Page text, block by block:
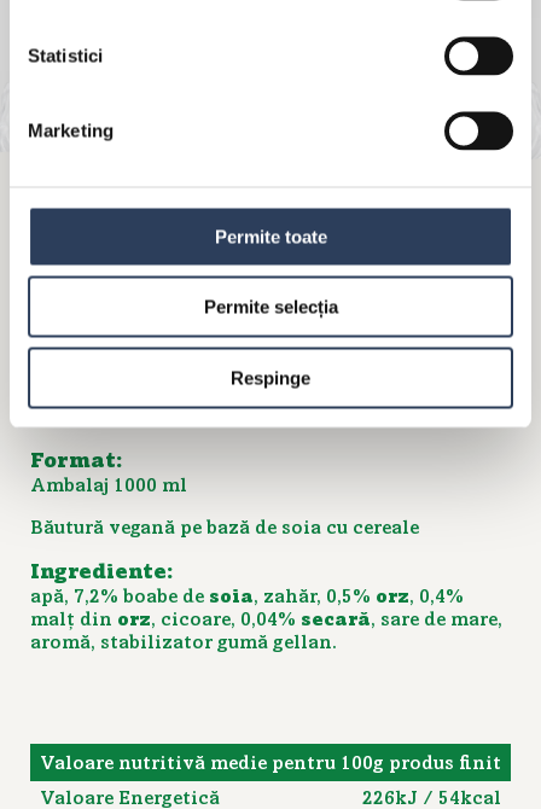
Statistici
Marketing
Permite toate
Permite selecția
Respinge
MÜLLER VEGAN MACCHIATO
ZERO CAFEINĂ
În mod natural fără lactoză ZERO CAFEINĂ
Format:
Ambalaj 1000 ml
Băutură vegană pe bază de soia cu cereale
Ingrediente:
apă, 7,2% boabe de soia, zahăr, 0,5% orz, 0,4%
malț din orz, cicoare, 0,04% secară, sare de mare,
aromă, stabilizator gumă gellan.
Valoare nutritivă medie pentru 100g produs finit
Valoare Energetică
226kJ / 54kcal